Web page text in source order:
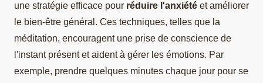
une stratégie efficace pour réduire l'anxiété et améliorer
le bien-être général. Ces techniques, telles que la
méditation, encouragent une prise de conscience de
l'instant présent et aident à gérer les émotions. Par
exemple, prendre quelques minutes chaque jour pour se